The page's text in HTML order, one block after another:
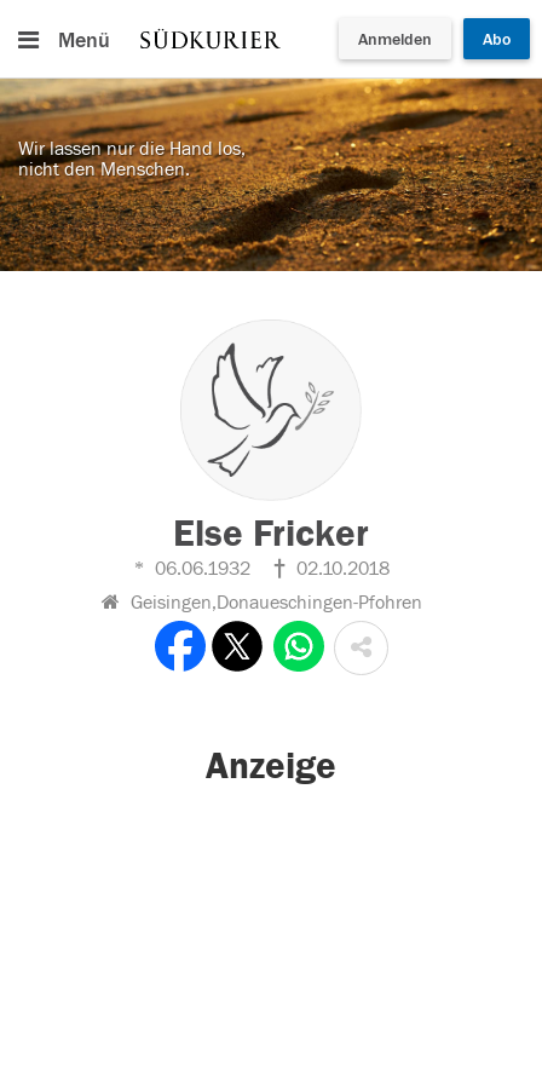
Menü Anmelden Abo
Wir lassen nur die Hand los,
nicht den Menschen.
Else Fricker
06.06.1932
02.10.2018
Geisingen,Donaueschingen-Pfohren
Anzeige